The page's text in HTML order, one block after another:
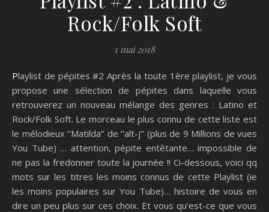
Rock/Folk Soft
1 mai 2018
Playlist de pépites #2 Après la toute 1ère playlist, je vous
propose une sélection de pépites dans laquelle vous
retrouverez un nouveau mélange des genres : Latino et
Rock/Folk Soft. Le morceau le plus connu de cette liste est
le mélodieux ’’Matilda‘’ de ‘’alt-j’’ (plus de 9 Millions de vues
You Tube) … attention, pépite entêtante… impossible de
ne pas la fredonner toute la journée !! Ci-dessous, voici qq
mots sur les titres les moins connus de cette Playlist (ie
les moins populaires sur You Tube)… histoire de vous en
dire un peu plus sur ces choix. Et vous qu’est-ce que vous